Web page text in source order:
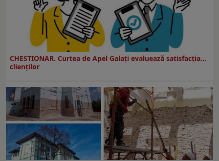
CHESTIONAR. Curtea de Apel Galați evaluează satisfacția...
clienților